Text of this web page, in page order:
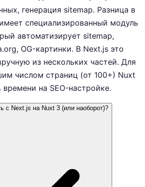
генерация sitemap. Разница в
специализированный модуль
автоматизирует sitemap,
OG-картинки. В Next.js это
из нескольких частей. Для
числом страниц (от 100+) Nuxt
на SEO-настройке.
с Next.js на Nuxt 3 (или наоборот)?